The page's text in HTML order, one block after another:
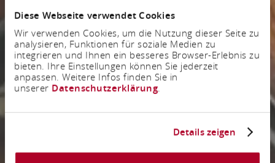
Diese Webseite verwendet Cookies
Wir verwenden Cookies, um die Nutzung dieser Seite zu
analysieren, Funktionen für soziale Medien zu
integrieren und Ihnen ein besseres Browser-Erlebnis zu
bieten. Ihre Einstellungen können Sie jederzeit
anpassen. Weitere Infos finden Sie in
unserer Datenschutzerklärung.
Details zeigen